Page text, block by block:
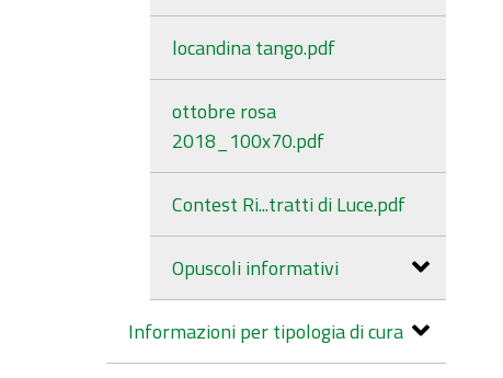
locandina tango.pdf
ottobre rosa
2018_100x70.pdf
Contest Ri...tratti di Luce.pdf
Opuscoli informativi
Informazioni per tipologia di cura